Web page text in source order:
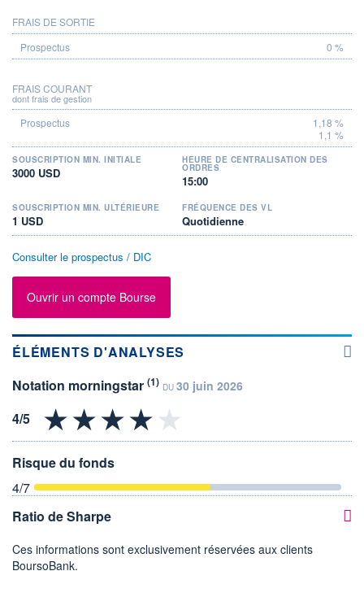
FRAIS DE SORTIE
0 %
FRAIS COURANT
dont frais de gestion
1,18 %
1,1 %
SOUSCRIPTION MIN. INITIALE
3000 USD
HEURE DE CENTRALISATION DES
ORDRES
15:00
SOUSCRIPTION MIN. ULTÉRIEURE
1 USD
FRÉQUENCE DES VL
Quotidienne
Consulter le prospectus / DIC
Ouvrir un compte Bourse
ÉLÉMENTS D'ANALYSES
Notation morningstar (1) DU 30 juin 2026
Risque du fonds
4/7
Ratio de Sharpe
Ces informations sont exclusivement réservées aux clients
BoursoBank.